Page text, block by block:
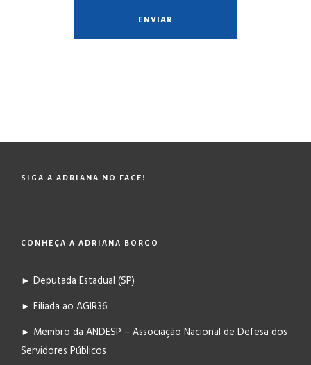
SIGA A ADRIANA NO FACE!
CONHEÇA A ADRIANA BORGO
► Deputada Estadual (SP)
► Filiada ao AGIR36
► Membro da ANDESP – Associação Nacional de Defesa dos
Servidores Públicos